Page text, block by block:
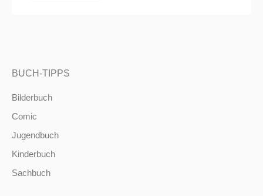
BUCH-TIPPS
Bilderbuch
Comic
Jugendbuch
Kinderbuch
Sachbuch